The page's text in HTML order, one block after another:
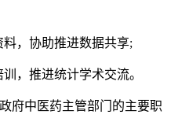
，协助推进数据共享;
，推进统计学术交流。
府中医药主管部门的主要职